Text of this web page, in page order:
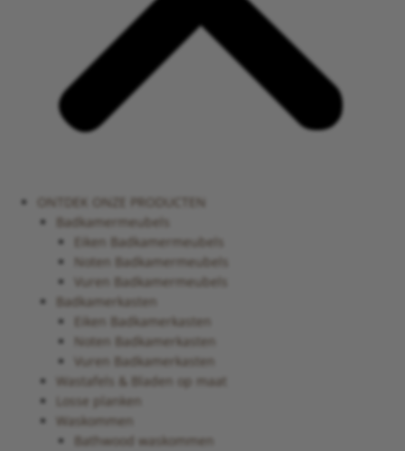
ONTDEK ONZE PRODUCTEN
Badkamermeubels
Eiken Badkamermeubels
Noten Badkamermeubels
Vuren Badkamermeubels
Badkamerkasten
Eiken Badkamerkasten
Noten Badkamerkasten
Vuren Badkamerkasten
Wastafels & Bladen op maat
Losse planken
Waskommen
Bathwood waskommen